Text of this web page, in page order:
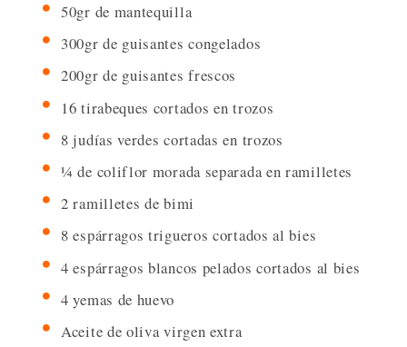
50gr de mantequilla
300gr de guisantes congelados
200gr de guisantes frescos
16 tirabeques cortados en trozos
8 judías verdes cortadas en trozos
¼ de coliflor morada separada en ramilletes
2 ramilletes de bimi
8 espárragos trigueros cortados al bies
4 espárragos blancos pelados cortados al bies
4 yemas de huevo
Aceite de oliva virgen extra